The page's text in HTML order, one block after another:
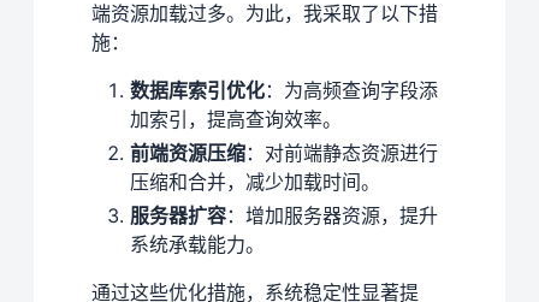
端资源加载过多。为此，我采取了以下措
施：
数据库索引优化：为高频查询字段添
加索引，提高查询效率。
前端资源压缩：对前端静态资源进行
压缩和合并，减少加载时间。
服务器扩容：增加服务器资源，提升
系统承载能力。
通过这些优化措施，系统稳定性显著提